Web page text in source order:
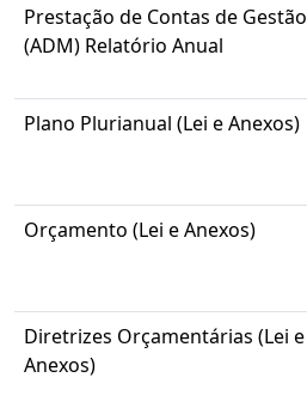
Prestação de Contas de Gestão
(ADM) Relatório Anual
Plano Plurianual (Lei e Anexos)
Orçamento (Lei e Anexos)
Diretrizes Orçamentárias (Lei e
Anexos)